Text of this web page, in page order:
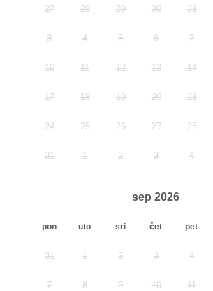
27 28 29 30 31
3 4 5 6 7
10 11 12 13 14
17 18 19 20 21
24 25 26 27 28
31 1 2 3 4
sep 2026
pon uto sri čet pet
31 1 2 3 4
7 8 9 10 11